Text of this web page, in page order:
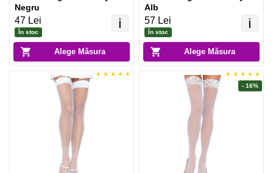
Alege Măsura
ℹ️
Negru
47 Lei
În stoc
Alege Măsura
ℹ️
Alb
57 Lei
În stoc
- 16%